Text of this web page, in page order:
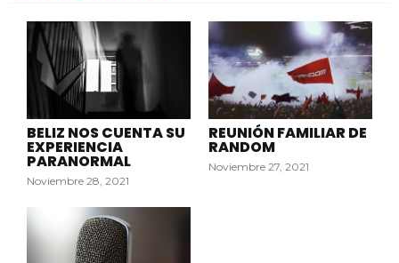
BELIZ NOS CUENTA SU
EXPERIENCIA
PARANORMAL
Noviembre 28, 2021
REUNIÓN FAMILIAR DE
RANDOM
Noviembre 27, 2021